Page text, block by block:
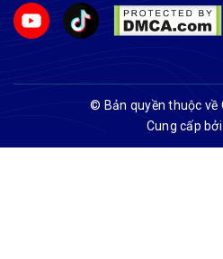
© Bản quyền thuộc về
Cung cấp